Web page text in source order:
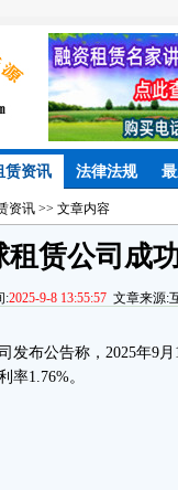
赁资讯 法律法规
资讯 >> 文章内容
租赁公司成
:2025-9-8 13:55:57 文章来源:
布公告称，2025年9月1
率1.76%。